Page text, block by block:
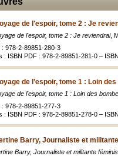
de l'espoir, tome 2 : Je
de l'espoir, tome 2 : Je reviendrai,
: 978-2-89851-280-3
: ISBN PDF : 978-2-89851-281-0 –
de l'espoir, tome 1 : Loin
de l'espoir, tome 1 : Loin des
: 978-2-89851-277-3
: ISBN PDF : 978-2-89851-278-0 –
Barry, Journaliste et
Barry, Journaliste et militante